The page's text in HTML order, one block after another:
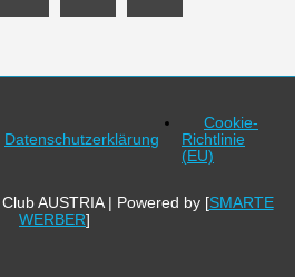
Datenschutzerklärung
Cookie-
Richtlinie
(EU)
AUSTRIA | Powered by [SMARTE
WERBER]